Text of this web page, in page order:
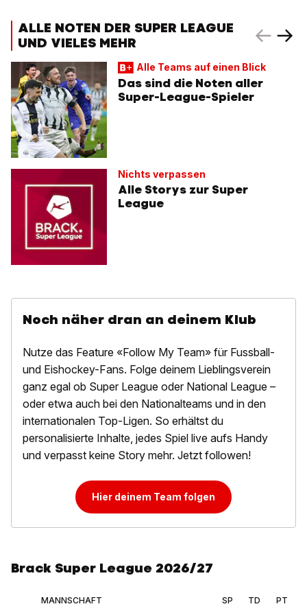
ALLE NOTEN DER SUPER LEAGUE
UND VIELES MEHR
Alle Teams auf einen Blick
Das sind die Noten aller
Super-League-Spieler
Nichts verpassen
Alle Storys zur Super
League
Noch näher dran an deinem Klub
Nutze das Feature «Follow My Team» für Fussball-
und Eishockey-Fans. Folge deinem Lieblingsverein
ganz egal ob Super League oder National League –
oder etwa auch bei den Nationalteams und in den
internationalen Top-Ligen. So erhältst du
personalisierte Inhalte, jedes Spiel live aufs Handy
und verpasst keine Story mehr. Jetzt followen!
Hier deinem Team folgen
Brack Super League 2026/27
MANNSCHAFT SP TD PT